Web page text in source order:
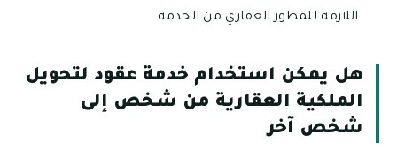
اللازمة للمطور العقاري من الخدمة.
هل يمكن استخدام خدمة عقود لتحويل
الملكية العقارية من شخص إلى
شخص آخر